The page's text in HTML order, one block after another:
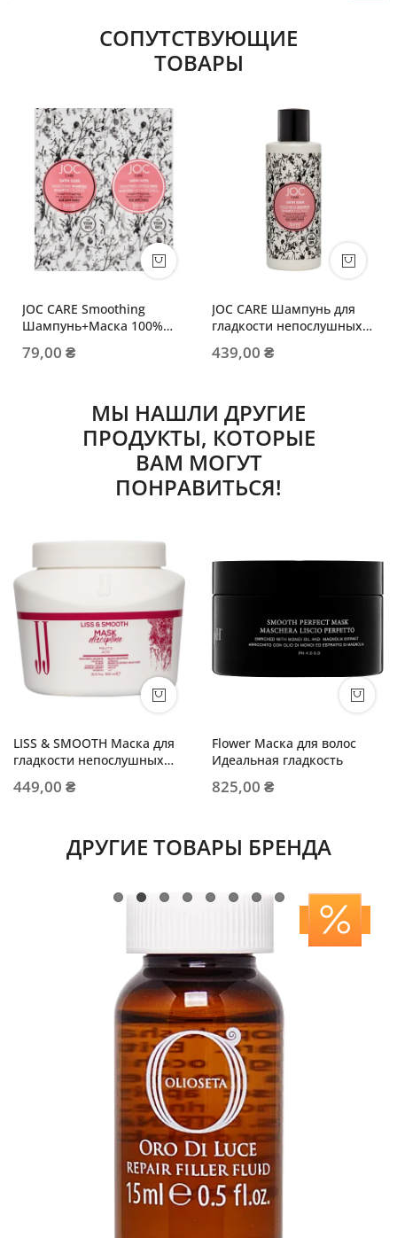
СОПУТСТВУЮЩИЕ
ТОВАРЫ
JOC CARE Smoothing
Шампунь+Маска 100%
79,00 ₴
JOC CARE Шампунь для
гладкости непослушных
439,00 ₴
МЫ НАШЛИ ДРУГИЕ
ПРОДУКТЫ, КОТОРЫЕ
ВАМ МОГУТ
ПОНРАВИТЬСЯ!
LISS & SMOOTH Маска для
гладкости непослушных
449,00 ₴
Flower Маска для волос
Идеальная гладкость
825,00 ₴
ДРУГИЕ ТОВАРЫ БРЕНДА